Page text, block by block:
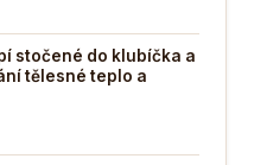
stočené do klubíčka a
tělesné teplo a